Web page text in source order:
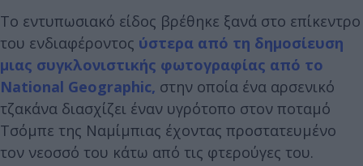
Το εντυπωσιακό είδος βρέθηκε ξανά στο επίκεντρο
του ενδιαφέροντος ύστερα από τη δημοσίευση
μιας συγκλονιστικής φωτογραφίας από το
National Geographic, στην οποία ένα αρσενικό
τζακάνα διασχίζει έναν υγρότοπο στον ποταμό
Τσόμπε της Ναμίμπιας έχοντας προστατευμένο
τον νεοσσό του κάτω από τις φτερούγες του.